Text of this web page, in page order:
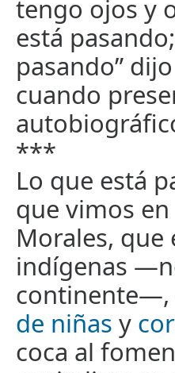
tengo ojos y
está
pasando”
cuando
***
Lo que está
que vimos
Morales, que
indígenas
continente—,
de niñas y
coca al